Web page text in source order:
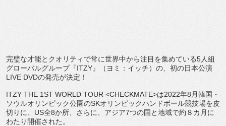
完璧な才能とクオリティで常に世界中から注目を集めている5人組
グローバルグループ『ITZY』（ヨミ：イッチ）の、 初の日本公演
LIVE DVDの発売が決定！
ITZY THE 1ST WORLD TOUR <CHECKMATE>は2022年8月韓国・
ソウルオリンピック公園のSKオリンピックハンドボール競技場を皮
切りに、 US全8か所、さらに、アジア7つの国と地域で約８カ 月に
わたり開催された。